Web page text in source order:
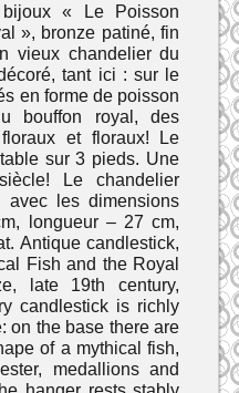
« Le Poisson
», bronze patiné, fin
vieux chandelier du
tant ici : sur le
en forme de poisson
bouffon royal, des
et floraux! Le
sur 3 pieds. Une
Le chandelier
les dimensions
longueur – 27 cm,
Antique candlestick,
Fish and the Royal
late 19th century,
candlestick is richly
on the base there are
of a mythical fish,
medallions and